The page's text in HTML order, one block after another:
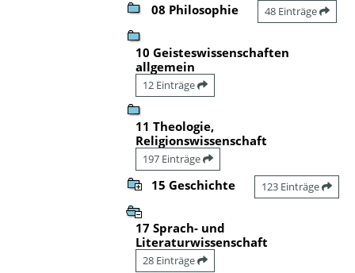
08 Philosophie 48 Einträge
10 Geisteswissenschaften
allgemein
12 Einträge
11 Theologie,
Religionswissenschaft
197 Einträge
15 Geschichte 123 Einträge
17 Sprach- und
Literaturwissenschaft
28 Einträge